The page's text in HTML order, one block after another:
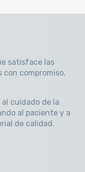
satisface las
compromiso,
cuidado de la
al paciente y a
de calidad.